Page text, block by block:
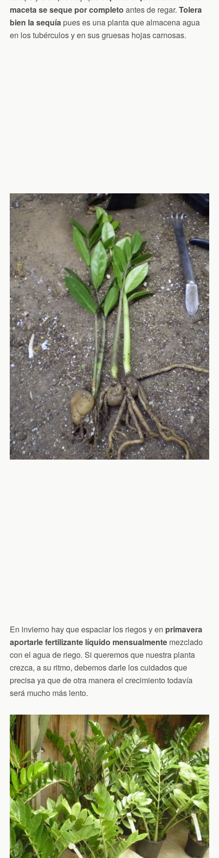
maceta se seque por completo antes de regar. Tolera
bien la sequía pues es una planta que almacena agua
en los tubérculos y en sus gruesas hojas carnosas.
En invierno hay que espaciar los riegos y en primavera
aportarle fertilizante líquido mensualmente mezclado
con el agua de riego. Si queremos que nuestra planta
crezca, a su ritmo, debemos darle los cuidados que
precisa ya que de otra manera el crecimiento todavía
será mucho más lento.